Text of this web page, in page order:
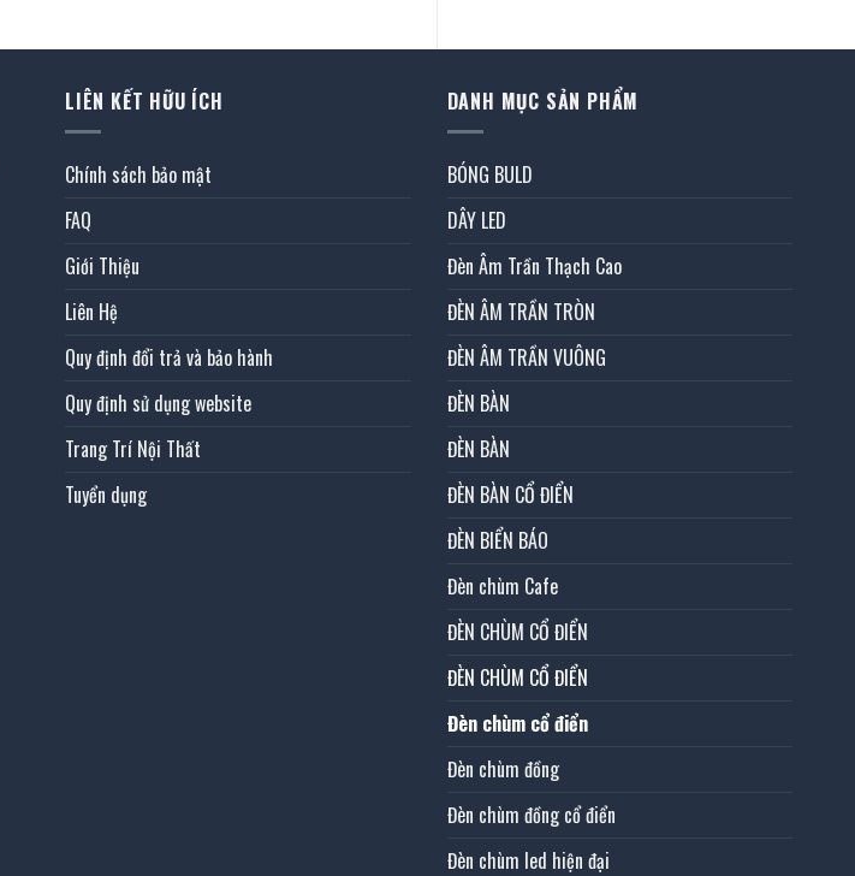
LIÊN KẾT HỮU ÍCH
Chính sách bảo mật
FAQ
Giới Thiệu
Liên Hệ
Quy định đổi trả và bảo hành
Quy định sử dụng website
Trang Trí Nội Thất
Tuyển dụng
DANH MỤC SẢN PHẨM
BÓNG BULD
DÂY LED
Đèn Âm Trần Thạch Cao
ĐÈN ÂM TRẦN TRÒN
ĐÈN ÂM TRẦN VUÔNG
ĐÈN BÀN
ĐÈN BÀN
ĐÈN BÀN CỔ ĐIỂN
ĐÈN BIỂN BÁO
Đèn chùm Cafe
ĐÈN CHÙM CỔ ĐIỂN
ĐÈN CHÙM CỔ ĐIỂN
Đèn chùm cổ điển
Đèn chùm đồng
Đèn chùm đồng cổ điển
Đèn chùm led hiện đại